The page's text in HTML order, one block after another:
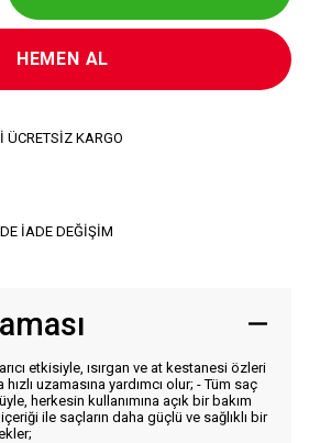
HEMEN AL
ÜCRETSİZ KARGO
İADE DEĞİŞİM
etkisiyle, ısırgan ve at kestanesi özleri
uzamasına yardımcı olur; - Tüm saç
herkesin kullanımına açık bir bakım
ile saçların daha güçlü ve sağlıklı bir